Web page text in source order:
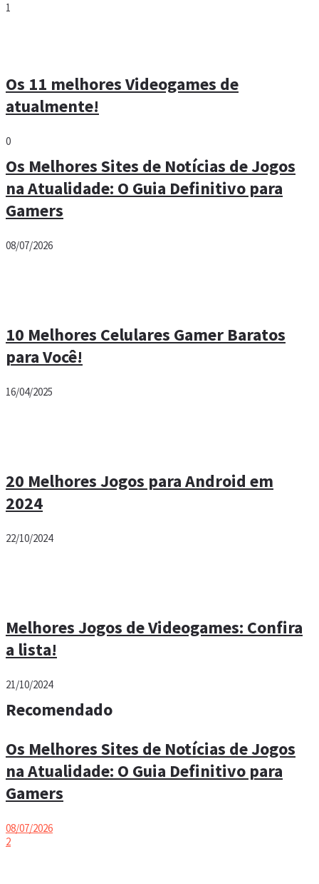
1
Os 11 melhores Videogames de
atualmente!
0
Os Melhores Sites de Notícias de Jogos
na Atualidade: O Guia Definitivo para
Gamers
08/07/2026
10 Melhores Celulares Gamer Baratos
para Você!
16/04/2025
20 Melhores Jogos para Android em
2024
22/10/2024
Melhores Jogos de Videogames: Confira
a lista!
21/10/2024
Recomendado
Os Melhores Sites de Notícias de Jogos
na Atualidade: O Guia Definitivo para
Gamers
08/07/2026
2